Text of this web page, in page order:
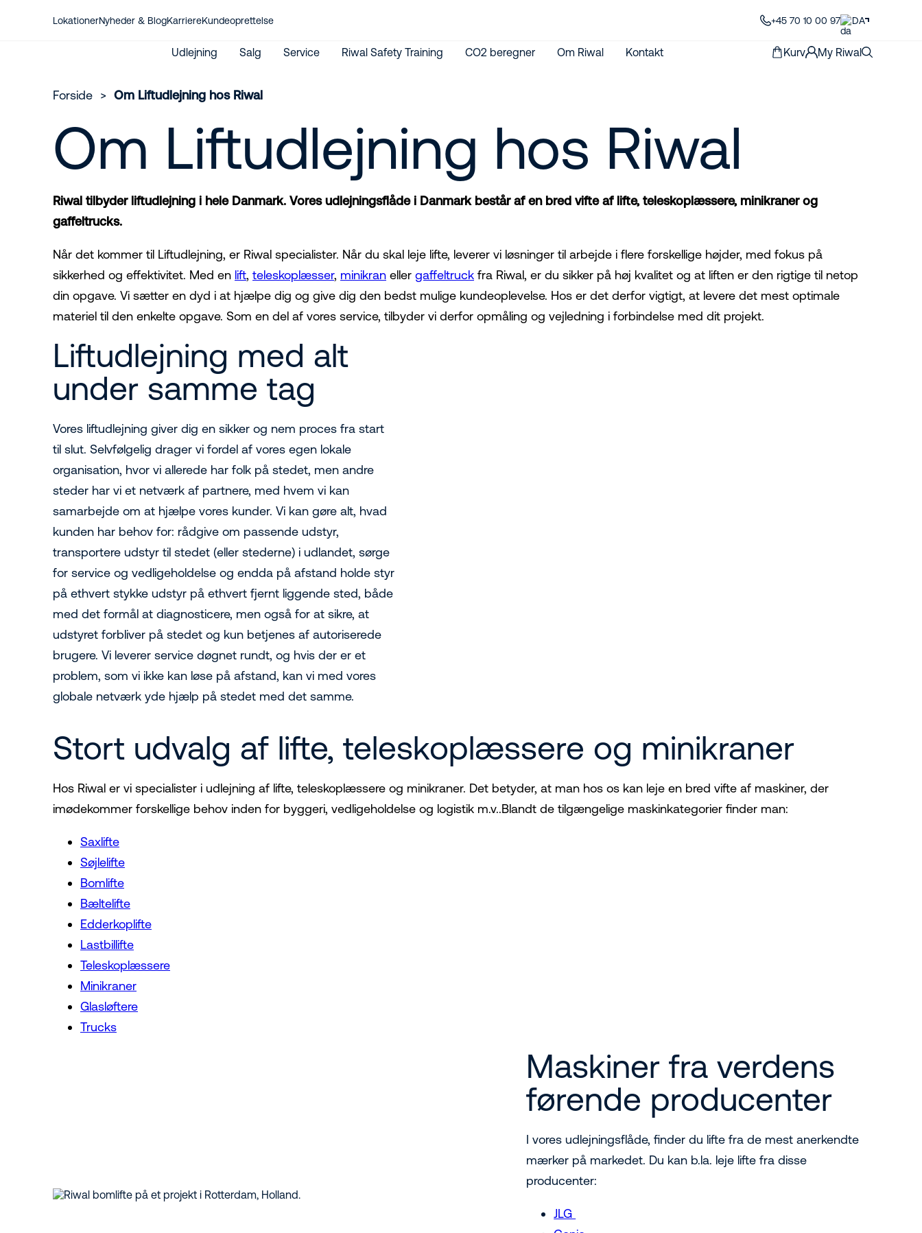
LokationerNyheder & BlogKarriereKundeoprettelse +45 70 10 00 97 DA
Udlejning
Lifte
Løfteudstyr
International udlejning
Salg
Salg af maskiner
Salg af H-seler
Salg af reservedele
Service
Service og eftersyn
Riwal Safety Training
Liftkurser
Alle sikkerhedskurser
Kursuskatalog
CO2 beregner Om Riwal
Vores ekspertiser
Grøn Omstilling
Certificeringer
Kontakt
Kontakt os
Kontakt vores Account
Managers
Kurv My Riwal
Forside > Om Liftudlejning hos Riwal
Om Liftudlejning hos Riwal
Riwal tilbyder liftudlejning i hele Danmark. Vores udlejningsflåde i Danmark består af en bred vifte af lifte, teleskoplæssere, minikraner og
gaffeltrucks.
Når det kommer til Liftudlejning, er Riwal specialister. Når du skal leje lifte, leverer vi løsninger til arbejde i flere forskellige højder, med fokus på
sikkerhed og effektivitet. Med en lift, teleskoplæsser, minikran eller gaffeltruck fra Riwal, er du sikker på høj kvalitet og at liften er den rigtige til netop
din opgave. Vi sætter en dyd i at hjælpe dig og give dig den bedst mulige kundeoplevelse. Hos er det derfor vigtigt, at levere det mest optimale
materiel til den enkelte opgave. Som en del af vores service, tilbyder vi derfor opmåling og vejledning i forbindelse med dit projekt.
Liftudlejning med alt
under samme tag
Vores liftudlejning giver dig en sikker og nem proces fra start
til slut. Selvfølgelig drager vi fordel af vores egen lokale
organisation, hvor vi allerede har folk på stedet, men andre
steder har vi et netværk af partnere, med hvem vi kan
samarbejde om at hjælpe vores kunder. Vi kan gøre alt, hvad
kunden har behov for: rådgive om passende udstyr,
transportere udstyr til stedet (eller stederne) i udlandet, sørge
for service og vedligeholdelse og endda på afstand holde styr
på ethvert stykke udstyr på ethvert fjernt liggende sted, både
med det formål at diagnosticere, men også for at sikre, at
udstyret forbliver på stedet og kun betjenes af autoriserede
brugere. Vi leverer service døgnet rundt, og hvis der er et
problem, som vi ikke kan løse på afstand, kan vi med vores
globale netværk yde hjælp på stedet med det samme.
Stort udvalg af lifte, teleskoplæssere og minikraner
Hos Riwal er vi specialister i udlejning af lifte, teleskoplæssere og minikraner. Det betyder, at man hos os kan leje en bred vifte af maskiner, der
imødekommer forskellige behov inden for byggeri, vedligeholdelse og logistik m.v..Blandt de tilgængelige maskinkategorier finder man:
Saxlifte
Søjlelifte
Bomlifte
Bæltelifte
Edderkoplifte
Lastbillifte
Teleskoplæssere
Minikraner
Glasløftere
Trucks
Maskiner fra verdens
førende producenter
I vores udlejningsflåde, finder du lifte fra de mest anerkendte
mærker på markedet. Du kan b.la. leje lifte fra disse
producenter:
JLG